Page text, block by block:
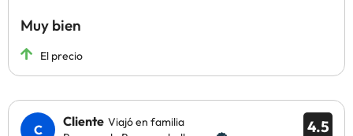
Muy bien
El precio
4.5
Cliente Viajó en familia